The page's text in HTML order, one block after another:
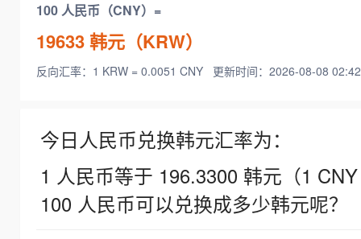
100 人民币（CNY）=
19633韩元（KRW）
反向汇率：1 KRW = 0.0051 CNY 更新时间：2026-08-08
今日人民币兑换韩元汇率为：
1 人民币等于 196.3300 韩元（1
100 人民币可以兑换成多少韩元呢？